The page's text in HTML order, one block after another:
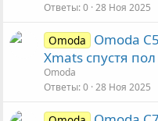
Ответы 0 28 Ноя 2025
Omoda
Omoda
Xmats спустя пол
Omoda
Ответы 0 28 Ноя 2025